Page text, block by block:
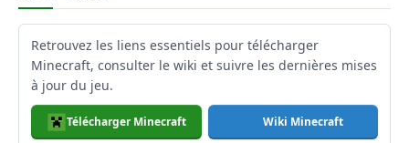
Retrouvez les liens essentiels pour télécharger
Minecraft, consulter le wiki et suivre les dernières mises
à jour du jeu.
Télécharger Minecraft Wiki Minecraft